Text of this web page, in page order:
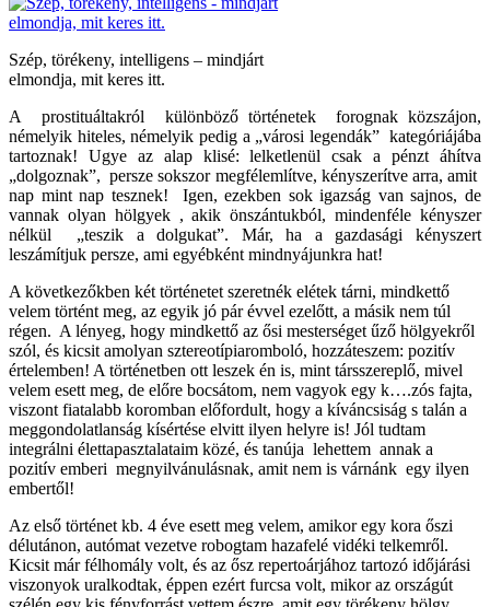
Szép, törékeny, intelligens – mindjárt
elmondja, mit keres itt.
A prostituáltakról különböző történetek forognak közszájon,
némelyik hiteles, némelyik pedig a „városi legendák” kategóriájába
tartoznak! Ugye az alap klisé: lelketlenül csak a pénzt áhítva
„dolgoznak”, persze sokszor megfélemlítve, kényszerítve arra, amit
nap mint nap tesznek! Igen, ezekben sok igazság van sajnos, de
vannak olyan hölgyek , akik önszántukból, mindenféle kényszer
nélkül „teszik a dolgukat”. Már, ha a gazdasági kényszert
leszámítjuk persze, ami egyébként mindnyájunkra hat!
A következőkben két történetet szeretnék elétek tárni, mindkettő
velem történt meg, az egyik jó pár évvel ezelőtt, a másik nem túl
régen. A lényeg, hogy mindkettő az ősi mesterséget űző hölgyekről
szól, és kicsit amolyan sztereotípiaromboló, hozzáteszem: pozitív
értelemben! A történetben ott leszek én is, mint társszereplő, mivel
velem esett meg, de előre bocsátom, nem vagyok egy k….zós fajta,
viszont fiatalabb koromban előfordult, hogy a kíváncsiság s talán a
meggondolatlanság kísértése elvitt ilyen helyre is! Jól tudtam
integrálni élettapasztalataim közé, és tanúja lehettem annak a
pozitív emberi megnyilvánulásnak, amit nem is várnánk egy ilyen
embertől!
Az első történet kb. 4 éve esett meg velem, amikor egy kora őszi
délutánon, autómat vezetve robogtam hazafelé vidéki telkemről.
Kicsit már félhomály volt, és az ősz repertoárjához tartozó időjárási
viszonyok uralkodtak, éppen ezért furcsa volt, mikor az országút